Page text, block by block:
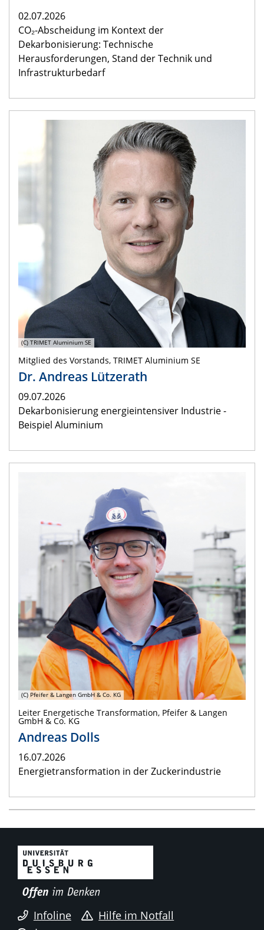
02.07.2026
CO₂-Abscheidung im Kontext der
Dekarbonisierung: Technische
Herausforderungen, Stand der Technik und
Infrastrukturbedarf
(C) TRIMET Aluminium SE
Mitglied des Vorstands, TRIMET Aluminium SE
Dr. Andreas Lützerath
09.07.2026
Dekarbonisierung energieintensiver Industrie -
Beispiel Aluminium
(C) Pfeifer & Langen GmbH & Co. KG
Leiter Energetische Transformation, Pfeifer & Langen
GmbH & Co. KG
Andreas Dolls
16.07.2026
Energietransformation in der Zuckerindustrie
Infoline
Hilfe im Notfall